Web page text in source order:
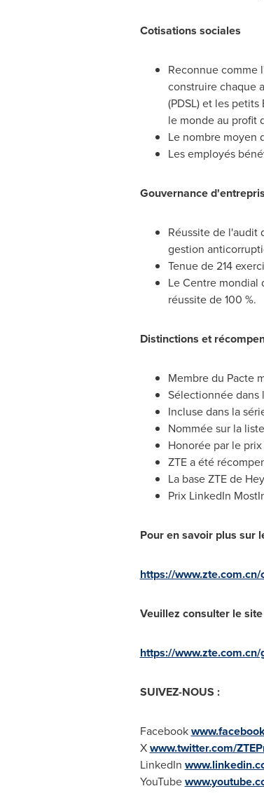
Cotisations sociales
Reconnue comme
construire chaque
(PDSL) et les
le monde au profit
Le nombre moyen
Les employés
Gouvernance
Réussite de l'audit
gestion
Tenue de 214
Le Centre mondial
réussite de 100 %.
Distinctions et
Membre du Pacte
Sélectionnée dans
Incluse dans la
Nommée sur la
Honorée par le
ZTE a été
La base ZTE de
Prix LinkedIn
Pour en savoir plus sur
https://
Veuillez consulter le
https://
SUIVEZ-NOUS :
Facebook
Xwww.twitter.com/
LinkedIn
YouTube